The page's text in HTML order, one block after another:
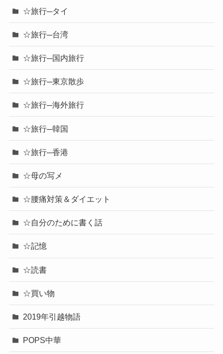
☆旅行─タイ
☆旅行─台湾
☆旅行─国内旅行
☆旅行─東京散歩
☆旅行─海外旅行
☆旅行─韓国
☆旅行─香港
☆母の写メ
☆腰痛対策＆ダイエット
☆自分のために書く話
☆記憶
☆読書
☆買い物
2019年引越物語
POPS中華